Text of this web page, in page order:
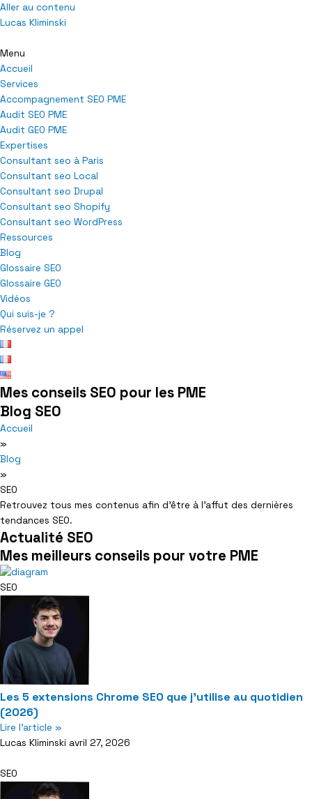
Aller au contenu
Lucas Kliminski
Menu
Accueil
Services
Accompagnement SEO PME
Audit SEO PME
Audit GEO PME
Expertises
Consultant seo à Paris
Consultant seo Local
Consultant seo Drupal
Consultant seo Shopify
Consultant seo WordPress
Ressources
Blog
Glossaire SEO
Glossaire GEO
Vidéos
Qui suis-je ?
Réservez un appel
Mes conseils SEO pour les PME
Blog SEO
Accueil
»
Blog
»
SEO
Retrouvez tous mes contenus afin d’être à l’affut des dernières
tendances SEO.
Actualité SEO
Mes meilleurs conseils pour votre PME
SEO
Les 5 extensions Chrome SEO que j’utilise au quotidien
(2026)
Lire l'article »
Lucas Kliminski avril 27, 2026
SEO